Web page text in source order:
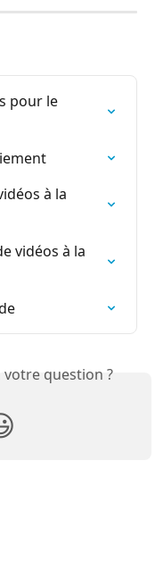
pour le
à la
vidéos à la
votre question ?